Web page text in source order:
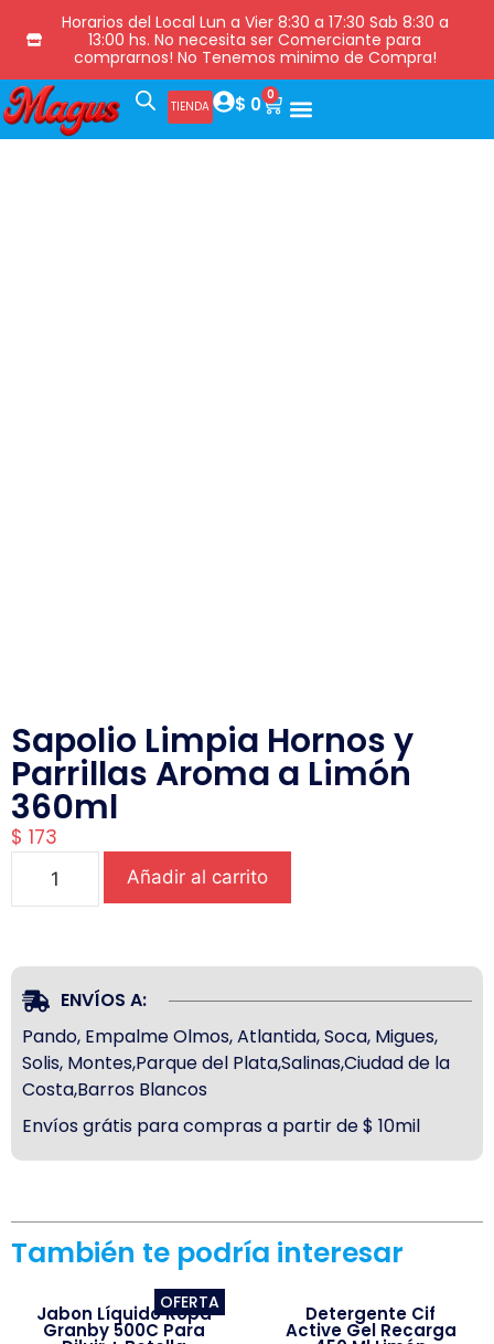
Horarios del Local Lun a Vier 8:30 a 17:30 Sab 8:30 a
13:00 hs. No necesita ser Comerciante para
comprarnos! No Tenemos minimo de Compra!
TIENDA $ 0 0
Sapolio Limpia Hornos y
Parrillas Aroma a Limón
360ml
$ 173
Añadir al carrito
ENVÍOS A:
Pando, Empalme Olmos, Atlantida, Soca, Migues,
Solis, Montes,Parque del Plata,Salinas,Ciudad de la
Costa,Barros Blancos
Envíos grátis para compras a partir de $ 10mil
También te podría interesar
OFERTA
Jabon Líquido Ropa
Granby 500C Para
Detergente Cif
Active Gel Recarga